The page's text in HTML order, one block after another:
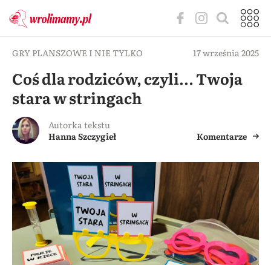
GRY PLANSZOWE I NIE TYLKO 17 września 2025
Coś dla rodziców, czyli… Twoja
stara w stringach
Autorka tekstu
Hanna Szczygieł
Komentarze